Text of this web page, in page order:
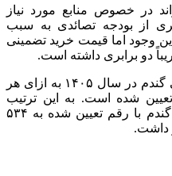
در خصوص منابع مورد نیاز
از بودجه تصائدی به سبب
وجود اما قیمت خرید تضمینی
دو برابری داشته است.
برهمین اساس قیمت خرید تضمینی گندم در سال ۱۴۰۵ به ازای هر
هزار و ۵۰۰ تومان تعیین شده است. به این ترتیب
می‌توان گفت که خرید این میزان گندم با رقم تعیین شده به ۵۳۴